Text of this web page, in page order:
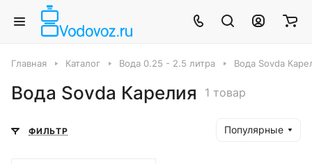
Главная Каталог Вода 0.25 - 2.5 литра Вода Sovda
Вода Sovda Карелия 1 товар
ФИЛЬТР Популярные